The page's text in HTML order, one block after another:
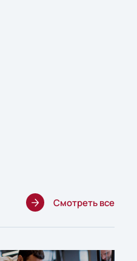
Смотреть все